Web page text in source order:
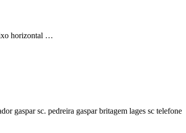
horizontal …
gaspar sc. pedreira gaspar britagem lages sc telefone